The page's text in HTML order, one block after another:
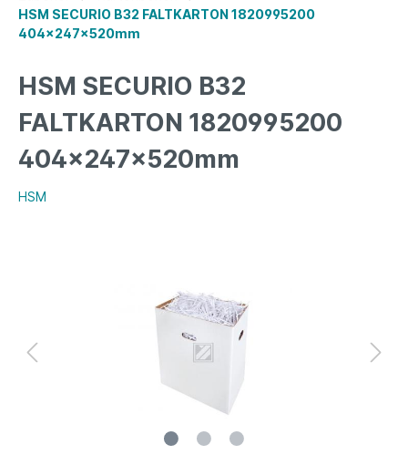
HSM SECURIO B32 FALTKARTON 1820995200
404x247x520mm
HSM SECURIO B32
FALTKARTON 1820995200
404x247x520mm
HSM